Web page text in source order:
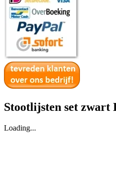
Stootlijsten set zwart
Loading...